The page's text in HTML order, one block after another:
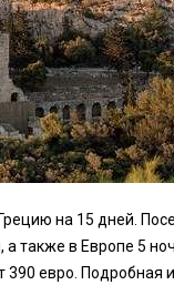
на 15 дней.
также в Европе 5
390 евро.